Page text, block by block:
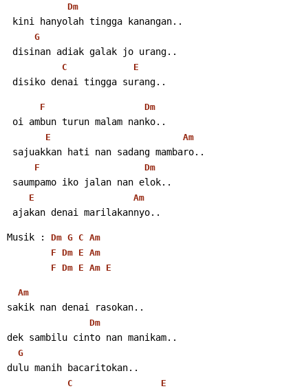
Dm
kini hanyolah tingga kanangan..
G
disinan adiak galak jo urang..
C E
disiko denai tingga surang..
F Dm
oi ambun turun malam nanko..
E Am
sajuakkan hati nan sadang mambaro..
F Dm
saumpamo iko jalan nan elok..
E Am
ajakan denai marilakannyo..
Musik : Dm G C Am
F Dm E Am
F Dm E Am E
Am
sakik nan denai rasokan..
Dm
dek sambilu cinto nan manikam..
G
dulu manih bacaritokan..
C E